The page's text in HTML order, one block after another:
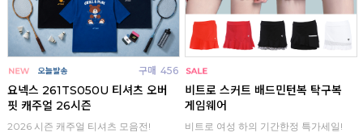
구매 456
요넥스 261TS050U 티셔츠 오버
핏 캐주얼 26시즌
2026 시즌 캐주얼 티셔츠 모음전!
비트로 스커트 배드민턴복 탁구복
게임웨어
비트로 여성 하의 기간한정 특가세일!